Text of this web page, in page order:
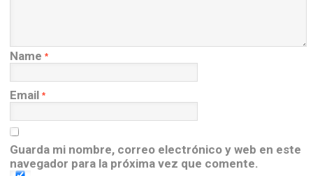
Name *
Email *
Guarda mi nombre, correo electrónico y web en este
navegador para la próxima vez que comente.